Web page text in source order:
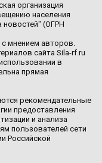
организация
населения
новостей" (ОГРН
мнением авторов.
сайта Sila-rf.ru
в
прямая
рекомендательные
предоставления
и анализа
пользователей сети
Российской